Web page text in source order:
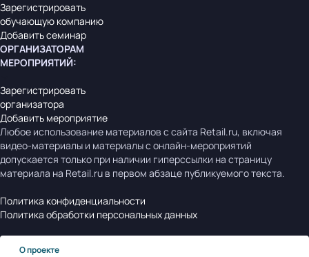
Зарегистрировать
обучающую компанию
Добавить семинар
ОРГАНИЗАТОРАМ
МЕРОПРИЯТИЙ:
Зарегистрировать
организатора
Добавить мероприятие
Любое использование материалов с сайта Retail.ru, включая
видео-материалы и материалы с онлайн-мероприятий
допускается только при наличии гиперссылки на страницу
материала на Retail.ru в первом абзаце публикуемого текста.
Политика конфиденциальности
Политика обработки персональных данных
О проекте